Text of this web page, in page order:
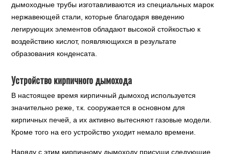
дымоходные трубы изготавливаются из специальных марок
нержавеющей стали, которые благодаря введению
легирующих элементов обладают высокой стойкостью к
воздействию кислот, появляющихся в результате
образования конденсата.
Устройство кирпичного дымохода
В настоящее время кирпичный дымоход используется
значительно реже, т.к. сооружается в основном для
кирпичных печей, а их активно вытесняют газовые модели.
Кроме того на его устройство уходит немало времени.
Наряду с этим кирпичному дымоходу присущи следующие